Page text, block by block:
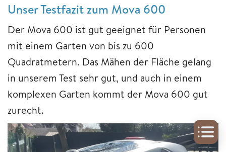
Unser Testfazit zum Mova 600
Der Mova 600 ist gut geeignet für Personen
mit einem Garten von bis zu 600
Quadratmetern. Das Mähen der Fläche gelang
in unserem Test sehr gut, und auch in einem
komplexen Garten kommt der Mova 600 gut
zurecht.